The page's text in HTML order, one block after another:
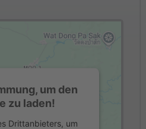
um den
zu laden!
Drittanbieters, um